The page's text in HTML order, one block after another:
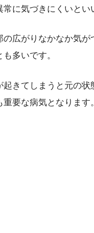
に気づきにくいとい
広がりなかなか気が
も多いです。
きてしまうと元の状
重要な病気となります。